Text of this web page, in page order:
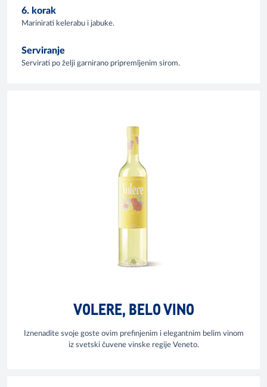
6. korak
Marinirati kelerabu i jabuke.
Serviranje
Servirati po želji garnirano pripremljenim sirom.
VOLERE, BELO VINO
Iznenadite svoje goste ovim prefinjenim i elegantnim belim vinom
iz svetski čuvene vinske regije Veneto.